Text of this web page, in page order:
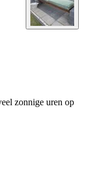
zonnige uren op